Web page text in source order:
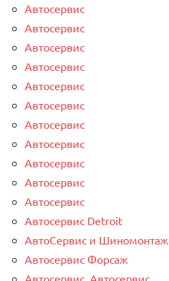
Автосервис
Автосервис
Автосервис
Автосервис
Автосервис
Автосервис
Автосервис
Автосервис
Автосервис
Автосервис
Автосервис
Автосервис Detroit
АвтоСервис и Шиномонтаж
Автосервис Форсаж
Автосервис, Автосервис